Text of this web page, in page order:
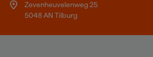
Zevenheuvelenweg 25
5048 AN Tilburg